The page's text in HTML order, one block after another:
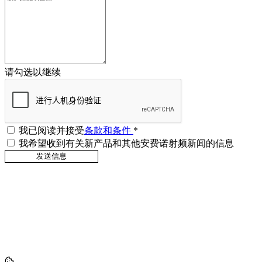
请勾选以继续
我已阅读并接受条款和条件 *
我希望收到有关新产品和其他安费诺射频新闻的信息